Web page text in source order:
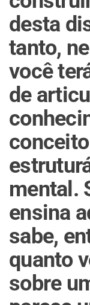
desta
tanto,
você
de
mental.
ensina
sabe,
quanto
sobre